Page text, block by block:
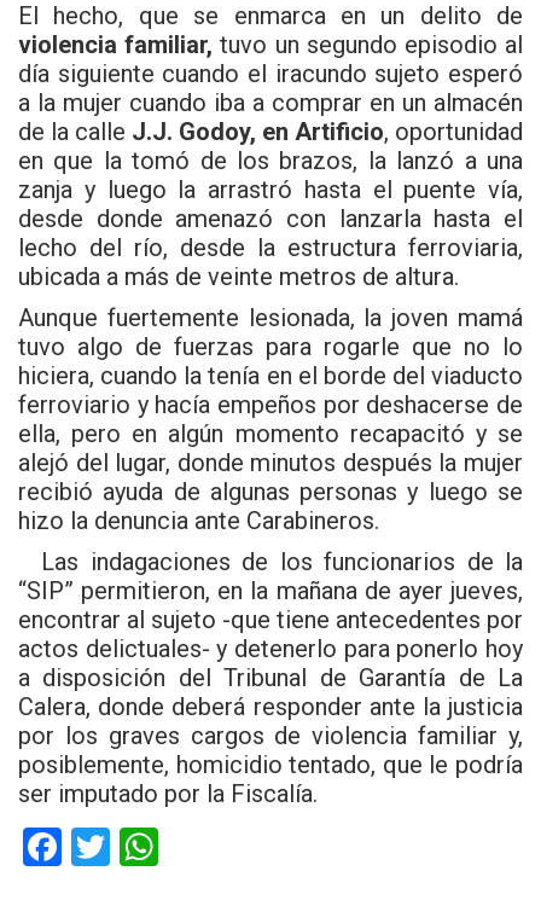
El hecho, que se enmarca en un delito de
violencia familiar, tuvo un segundo episodio al
día siguiente cuando el iracundo sujeto esperó
a la mujer cuando iba a comprar en un almacén
de la calle J.J. Godoy, en Artificio, oportunidad
en que la tomó de los brazos, la lanzó a una
zanja y luego la arrastró hasta el puente vía,
desde donde amenazó con lanzarla hasta el
lecho del río, desde la estructura ferroviaria,
ubicada a más de veinte metros de altura.
Aunque fuertemente lesionada, la joven mamá
tuvo algo de fuerzas para rogarle que no lo
hiciera, cuando la tenía en el borde del viaducto
ferroviario y hacía empeños por deshacerse de
ella, pero en algún momento recapacitó y se
alejó del lugar, donde minutos después la mujer
recibió ayuda de algunas personas y luego se
hizo la denuncia ante Carabineros.
Las indagaciones de los funcionarios de la
“SIP” permitieron, en la mañana de ayer jueves,
encontrar al sujeto -que tiene antecedentes por
actos delictuales- y detenerlo para ponerlo hoy
a disposición del Tribunal de Garantía de La
Calera, donde deberá responder ante la justicia
por los graves cargos de violencia familiar y,
posiblemente, homicidio tentado, que le podría
ser imputado por la Fiscalía.
F
T